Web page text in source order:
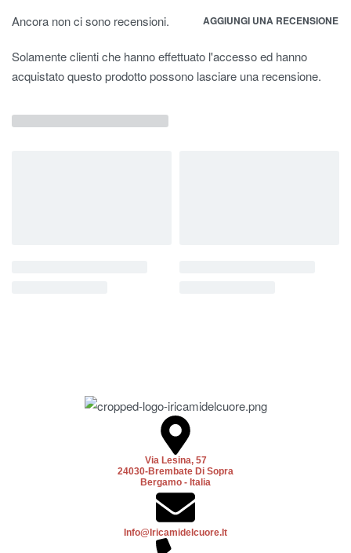
Ancora non ci sono recensioni. AGGIUNGI UNA RECENSIONE
Solamente clienti che hanno effettuato l'accesso ed hanno
acquistato questo prodotto possono lasciare una recensione.
Via Lesina, 57
24030-Brembate Di Sopra
Bergamo - Italia
Info@iricamidelcuore.it